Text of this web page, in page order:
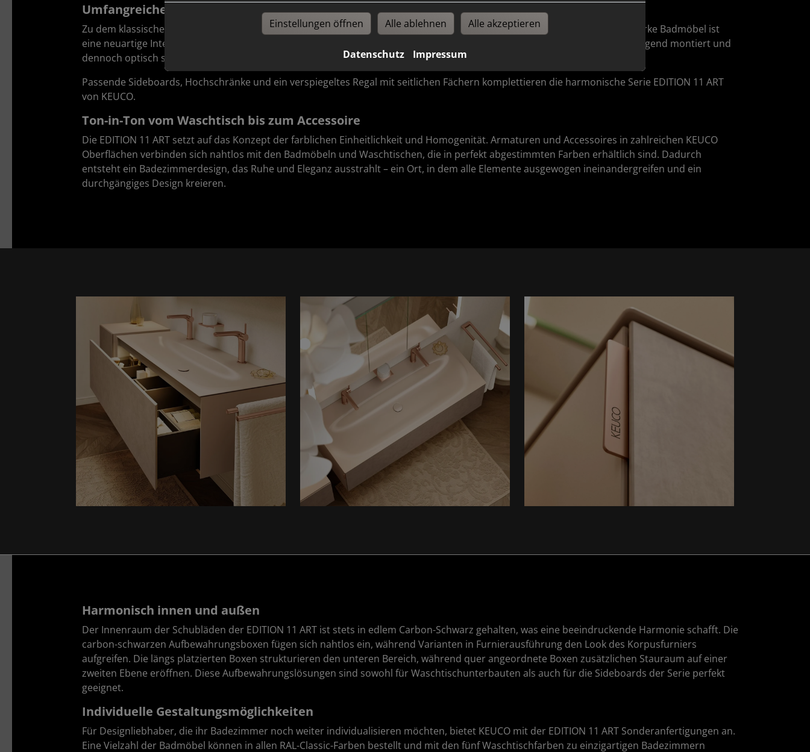
Umfangreiches Sortiment mit Design-Highlights
Zu dem klassischen Sortiment fügt sich der Waschtischunterbau mit Glasablage als Highlight der Serie hinzu. Das designstarke Badmöbel ist
eine neuartige Interpretation eines Waschtischunterbaus und der Hingucker in der abgestimmten Badgestaltung. Wandhängend montiert und
dennoch optisch stehend wertet es das Badezimmer mit seiner puristischen Eleganz auf.
Passende Sideboards, Hochschränke und ein verspiegeltes Regal mit seitlichen Fächern komplettieren die harmonische Serie EDITION 11 ART
von KEUCO.
Ton-in-Ton vom Waschtisch bis zum Accessoire
Die EDITION 11 ART setzt auf das Konzept der farblichen Einheitlichkeit und Homogenität. Armaturen und Accessoires in zahlreichen KEUCO
Oberflächen verbinden sich nahtlos mit den Badmöbeln und Waschtischen, die in perfekt abgestimmten Farben erhältlich sind. Dadurch
entsteht ein Badezimmerdesign, das Ruhe und Eleganz ausstrahlt – ein Ort, in dem alle Elemente ausgewogen ineinandergreifen und ein
durchgängiges Design kreieren.
Harmonisch innen und außen
Der Innenraum der Schubläden der EDITION 11 ART ist stets in edlem Carbon-Schwarz gehalten, was eine beeindruckende Harmonie schafft. Die
carbon-schwarzen Aufbewahrungsboxen fügen sich nahtlos ein, während Varianten in Furnierausführung den Look des Korpusfurniers
aufgreifen. Die längs platzierten Boxen strukturieren den unteren Bereich, während quer angeordnete Boxen zusätzlichen Stauraum auf einer
zweiten Ebene eröffnen. Diese Aufbewahrungslösungen sind sowohl für Waschtischunterbauten als auch für die Sideboards der Serie perfekt
geeignet.
Individuelle Gestaltungsmöglichkeiten
Für Designliebhaber, die ihr Badezimmer noch weiter individualisieren möchten, bietet KEUCO mit der EDITION 11 ART Sonderanfertigungen an.
Eine Vielzahl der Badmöbel können in allen RAL-Classic-Farben bestellt und mit den fünf Waschtischfarben zu einzigartigen Badezimmern
Einstellungen öffnen Alle ablehnen Alle akzeptieren
Datenschutz Impressum